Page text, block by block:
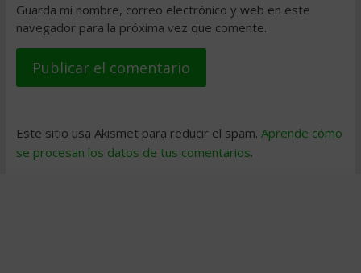
Guarda mi nombre, correo electrónico y web en este
navegador para la próxima vez que comente.
Este sitio usa Akismet para reducir el spam. Aprende cómo
se procesan los datos de tus comentarios.